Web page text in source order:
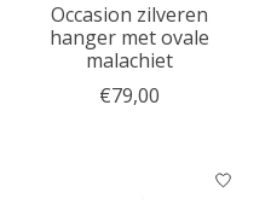
Occasion zilveren
hanger met ovale
malachiet
€79,00